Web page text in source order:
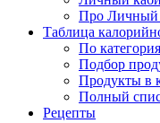
Про Личный
Таблица
По
Подбор
Продукты в
Полный
Рецепты